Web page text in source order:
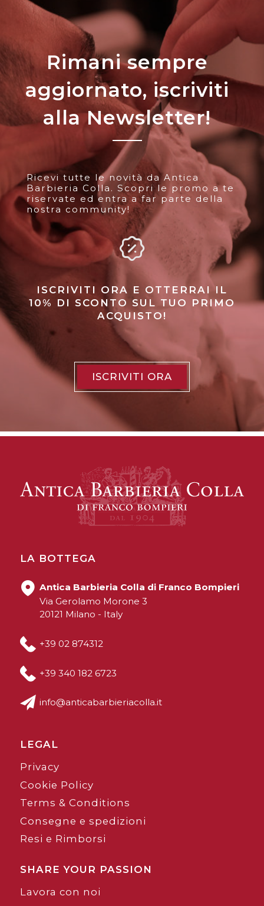
Rimani sempre
aggiornato, iscriviti
alla Newsletter!
Ricevi tutte le novità da Antica
Barbieria Colla. Scopri le promo a te
riservate ed entra a far parte della
nostra community!
ISCRIVITI ORA E OTTERRAI IL
10% DI SCONTO SUL TUO PRIMO
ACQUISTO!
ISCRIVITI ORA
LA BOTTEGA
Antica Barbieria Colla di Franco Bompieri
Via Gerolamo Morone 3
20121 Milano - Italy
+39 02 874312
+39 340 182 6723
info@anticabarbieriacolla.it
LEGAL
Privacy
Cookie Policy
Terms & Conditions
Consegne e spedizioni
Resi e Rimborsi
SHARE YOUR PASSION
Lavora con noi